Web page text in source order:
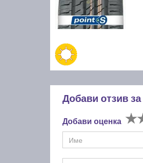
Добави отзив за
Добави оценка